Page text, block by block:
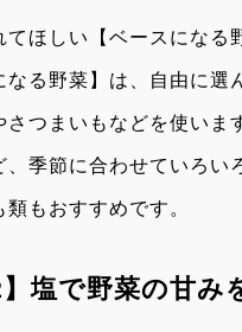
てほしい【ベースになる
なる野菜】は、自由に選
さつまいもなどを使いま
、季節に合わせていろい
類もおすすめです。
】塩で野菜の甘み